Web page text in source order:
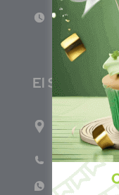
Lun - Vie
El Salvador
1ro Cll Pte, y
Salvador
Teléfono:
WhatsApp: